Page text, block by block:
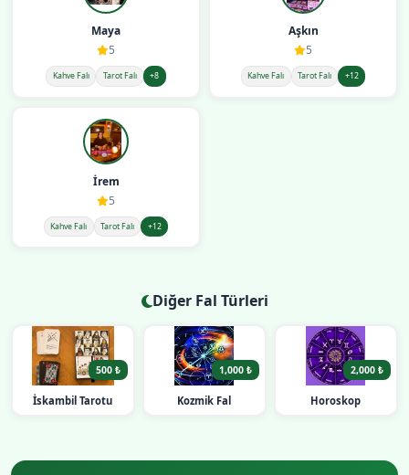
Maya
5
Kahve Falı Tarot Falı +8
Aşkın
5
Kahve Falı Tarot Falı +12
İrem
5
Kahve Falı Tarot Falı +12
Diğer Fal Türleri
500 ₺
İskambil Tarotu
1,000 ₺
Kozmik Fal
2,000 ₺
Horoskop